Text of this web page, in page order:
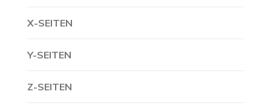
X-SEITEN
Y-SEITEN
Z-SEITEN